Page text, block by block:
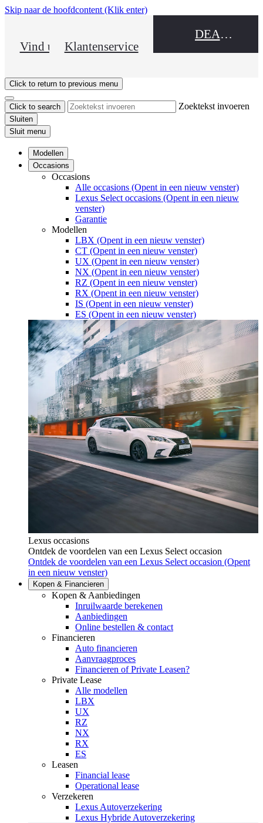
Skip naar de hoofdcontent (Klik enter)
Vind uw dealerKlantenservice
DEALER NAME
Click to return to previous menu
Click to search Zoektekst invoeren
Sluiten
Sluit menu
Modellen
Occasions
Occasions
Alle occasions (Opent in een nieuw venster)
Lexus Select occasions (Opent in een nieuw
venster)
Garantie
Modellen
LBX (Opent in een nieuw venster)
CT (Opent in een nieuw venster)
UX (Opent in een nieuw venster)
NX (Opent in een nieuw venster)
RZ (Opent in een nieuw venster)
RX (Opent in een nieuw venster)
IS (Opent in een nieuw venster)
ES (Opent in een nieuw venster)
Lexus occasions
Ontdek de voordelen van een Lexus Select occasion
Ontdek de voordelen van een Lexus Select occasion (Opent
in een nieuw venster)
Kopen & Financieren
Kopen & Aanbiedingen
Inruilwaarde berekenen
Aanbiedingen
Online bestellen & contact
Financieren
Auto financieren
Aanvraagproces
Financieren of Private Leasen?
Private Lease
Alle modellen
LBX
UX
RZ
NX
RX
ES
Leasen
Financial lease
Operational lease
Verzekeren
Lexus Autoverzekering
Lexus Hybride Autoverzekering